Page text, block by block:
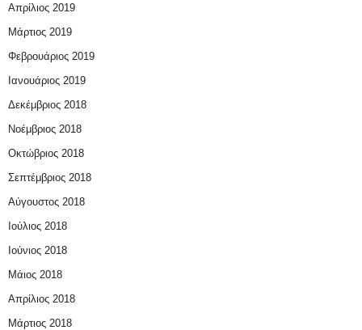
Απρίλιος 2019
Μάρτιος 2019
Φεβρουάριος 2019
Ιανουάριος 2019
Δεκέμβριος 2018
Νοέμβριος 2018
Οκτώβριος 2018
Σεπτέμβριος 2018
Αύγουστος 2018
Ιούλιος 2018
Ιούνιος 2018
Μάιος 2018
Απρίλιος 2018
Μάρτιος 2018